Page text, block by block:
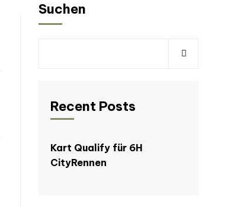
Suchen
Recent Posts
Kart Qualify für 6H
CityRennen